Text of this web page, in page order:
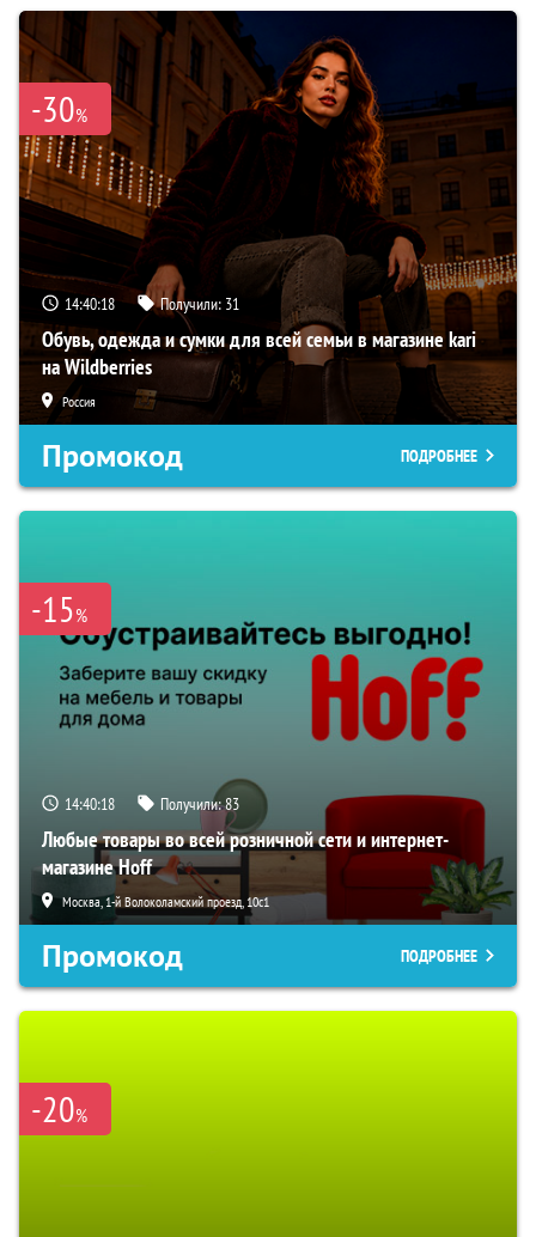
-30%
14:40:17 Получили: 31
Обувь, одежда и сумки для всей семьи в магазине kari
на Wildberries
Россия
Промокод ПОДРОБНЕЕ
-15%
14:40:17 Получили:83
Любые товары во всей розничной сети и интернет-
магазине Hoff
Москва, 1-й Волоколамский проезд, 10с1
Промокод ПОДРОБНЕЕ
-20%